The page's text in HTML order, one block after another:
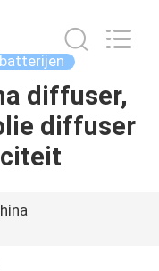
diffuser,
diffuser